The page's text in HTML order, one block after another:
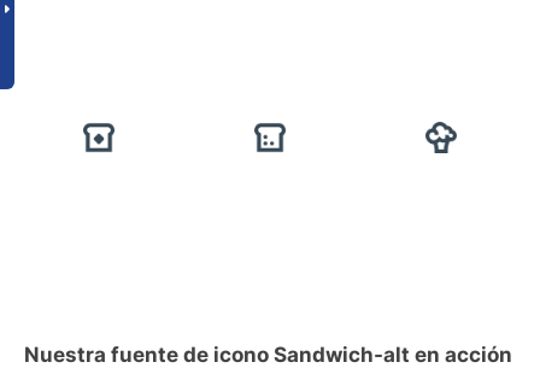
Nuestra fuente de icono Sandwich-alt en acción